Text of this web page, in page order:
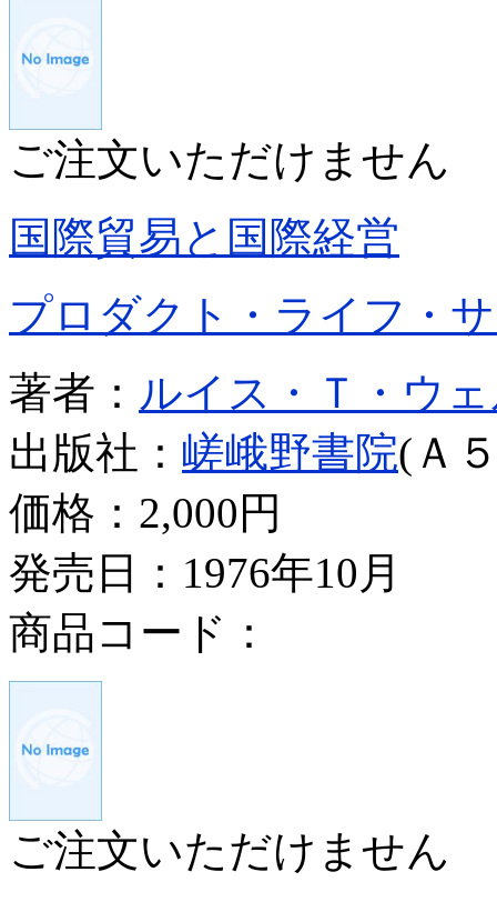
ご注文いただけません
国際貿易と国際経営
プロダクト・ライフ・
著者： ルイス・Ｔ・ウ
出版社： 嵯峨野書院(Ａ
価格： 2,000円
発売日：1976年10月
商品コード：
ご注文いただけません